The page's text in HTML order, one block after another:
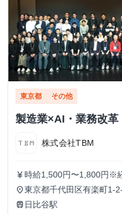
東京都 その他
製造業×AI・業務改
株式会社TBM
currency_yen 時給1,500円〜1,800円※
place東京都千代田区有楽町1-
train 日比谷駅